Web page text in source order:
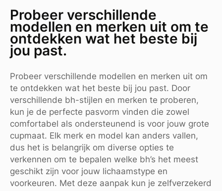
Probeer verschillende
modellen en merken uit om te
ontdekken wat het beste bij
jou past.
Probeer verschillende modellen en merken uit om
te ontdekken wat het beste bij jou past. Door
verschillende bh-stijlen en merken te proberen,
kun je de perfecte pasvorm vinden die zowel
comfortabel als ondersteunend is voor jouw grote
cupmaat. Elk merk en model kan anders vallen,
dus het is belangrijk om diverse opties te
verkennen om te bepalen welke bh’s het meest
geschikt zijn voor jouw lichaamstype en
voorkeuren. Met deze aanpak kun je zelfverzekerd